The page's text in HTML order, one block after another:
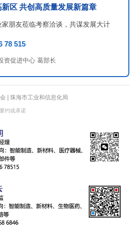
区 共创高质量发展新篇章
朋友莅临考察洽谈，共谋发展大计
78 515
资促进中心 葛部长
| 珠海市工业和信息化局
约或承诺